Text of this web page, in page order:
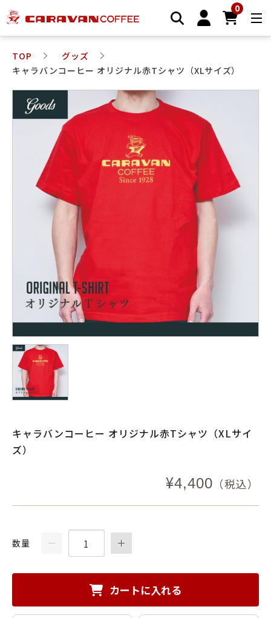
0
TOP
グッズ
キャラバンコーヒー オリジナル赤Tシャツ（XLサイズ）
キャラバンコーヒー オリジナル赤Tシャツ（XLサイ
ズ）
¥4,400 （税込）
数量
カートに入れる